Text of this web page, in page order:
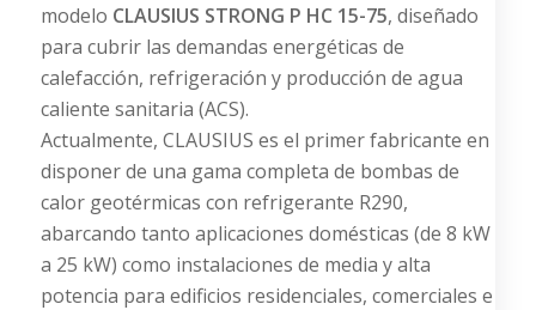
modelo CLAUSIUS STRONG P HC 15-75, diseñado
para cubrir las demandas energéticas de
calefacción, refrigeración y producción de agua
caliente sanitaria (ACS).
Actualmente, CLAUSIUS es el primer fabricante en
disponer de una gama completa de bombas de
calor geotérmicas con refrigerante R290,
abarcando tanto aplicaciones domésticas (de 8 kW
a 25 kW) como instalaciones de media y alta
potencia para edificios residenciales, comerciales e